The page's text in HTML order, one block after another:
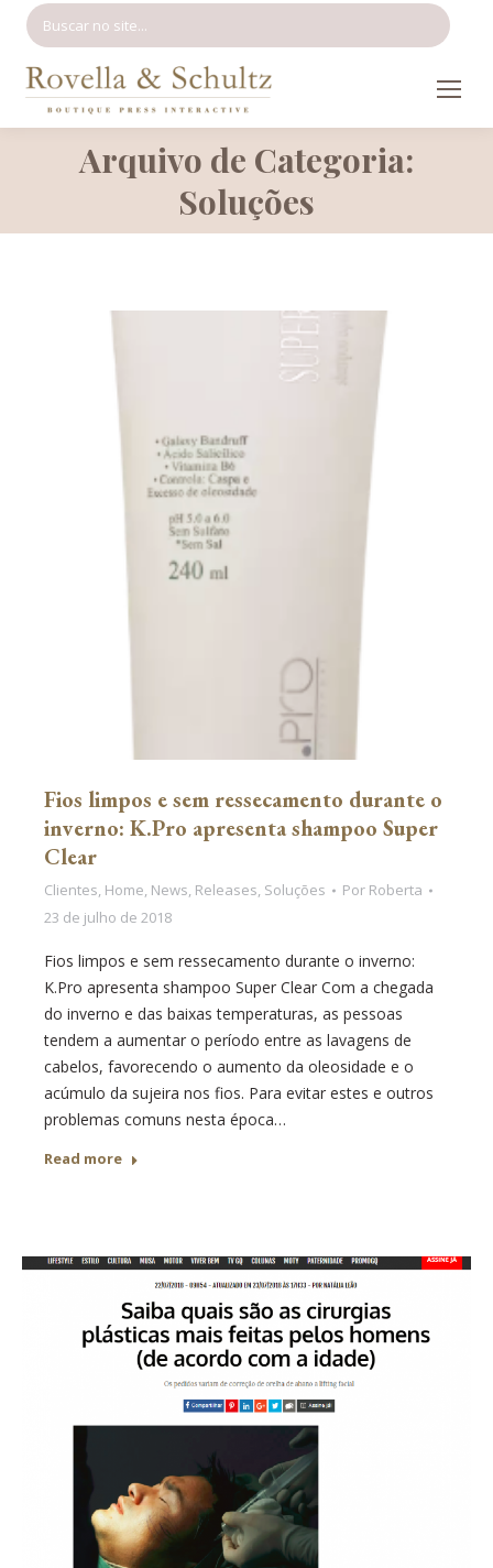
Arquivo de Categoria:
Soluções
Você está aqui:
Fios limpos e sem ressecamento durante o
inverno: K.Pro apresenta shampoo Super
Clear
Clientes, Home, News, Releases, Soluções Por Roberta
23 de julho de 2018
Fios limpos e sem ressecamento durante o inverno:
K.Pro apresenta shampoo Super Clear Com a chegada
do inverno e das baixas temperaturas, as pessoas
tendem a aumentar o período entre as lavagens de
cabelos, favorecendo o aumento da oleosidade e o
acúmulo da sujeira nos fios. Para evitar estes e outros
problemas comuns nesta época…
Read more